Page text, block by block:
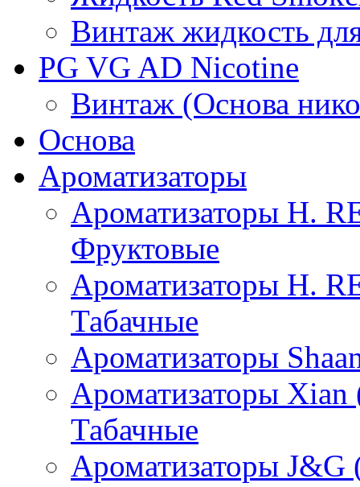
Винтаж жидкость
PG VG AD Nicotine
Винтаж (Основа
Основа
Ароматизаторы
Ароматизаторы H.
Фруктовые
Ароматизаторы H.
Табачные
Ароматизаторы
Ароматизаторы
Табачные
Ароматизаторы